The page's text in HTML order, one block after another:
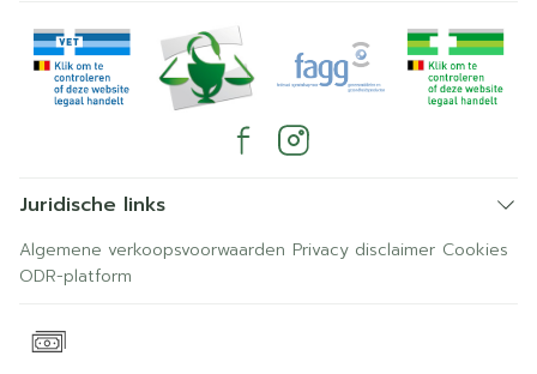
Juridische links
Algemene verkoopsvoorwaarden Privacy disclaimer Cookies
ODR-platform